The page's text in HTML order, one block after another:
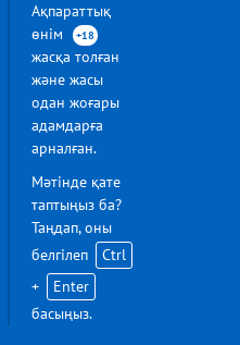
Ақпараттық
өнім
+18
жасқа толған
және жасы
одан жоғары
адамдарға
арналған.
Мәтінде қате
таптыңыз ба?
Таңдап, оны
белгілеп
Ctrl
+
Enter
басыңыз.